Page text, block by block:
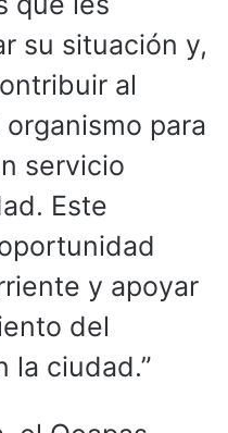
su situación y,
al
para
servicio
Este
y apoyar
del
la ciudad.”